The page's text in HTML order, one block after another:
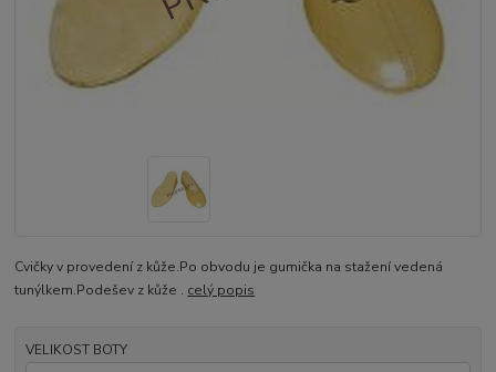
Cvičky v provedení z kůže.Po obvodu je gumička na stažení vedená
tunýlkem.Podešev z kůže . celý popis
VELIKOST BOTY